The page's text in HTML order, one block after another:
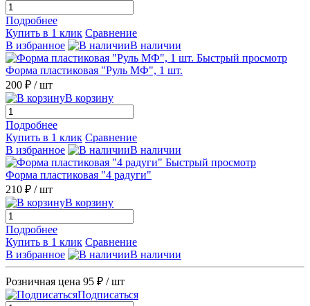
Подробнее
Купить в 1 клик Сравнение
В избранное
В наличии
Быстрый просмотр
Форма пластиковая "Руль МФ", 1 шт.
200 ₽ / шт
В корзину
Подробнее
Купить в 1 клик Сравнение
В избранное
В наличии
Быстрый просмотр
Форма пластиковая "4 радуги"
210 ₽ / шт
В корзину
Подробнее
Купить в 1 клик Сравнение
В избранное
В наличии
Розничная цена 95 ₽ / шт
Подписаться